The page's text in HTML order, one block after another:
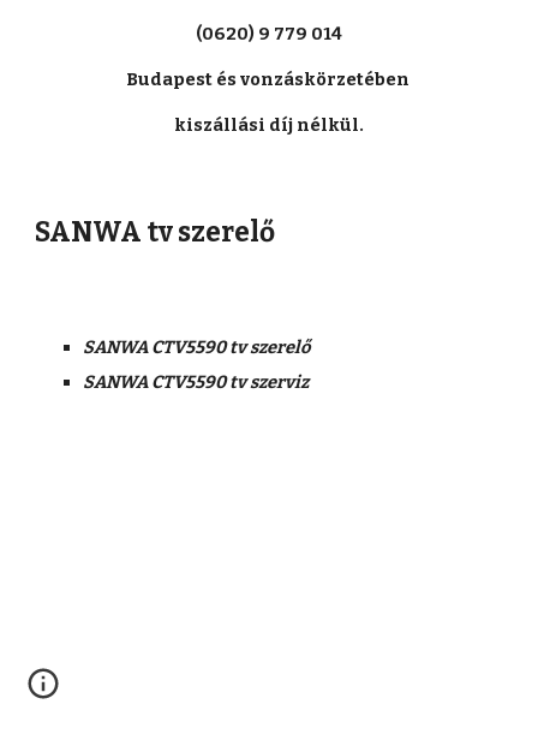
(0620) 9 779 014
Budapest és vonzáskörzetében
kiszállási díj nélkül.
SANWA tv szerelő
SANWA CTV5590 tv szerelő
SANWA CTV5590 tv szerviz